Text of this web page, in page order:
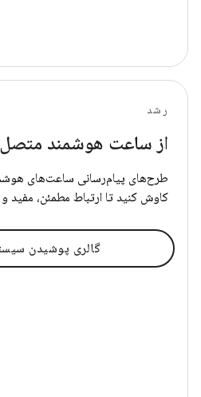
رشد
از ساعت هوشمند متصل
کاوش کنید تا ارتباط مطمئن، مفید و
گالری پوشیدن